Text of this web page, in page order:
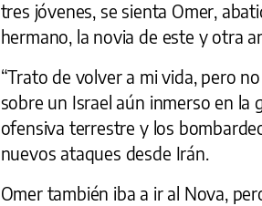
tres jóvenes, se sienta Omer,
hermano, la novia de este y otra
“Trato de volver a mi vida, pero
sobre un Israel aún inmerso en la
ofensiva terrestre y los
nuevos ataques desde Irán.
Omer también iba a ir al Nova,